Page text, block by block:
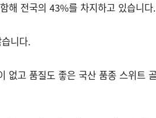
해 전국의 43%를 차지하고 있습니다.
니다.
없고 품질도 좋은 국산 품종 스위트